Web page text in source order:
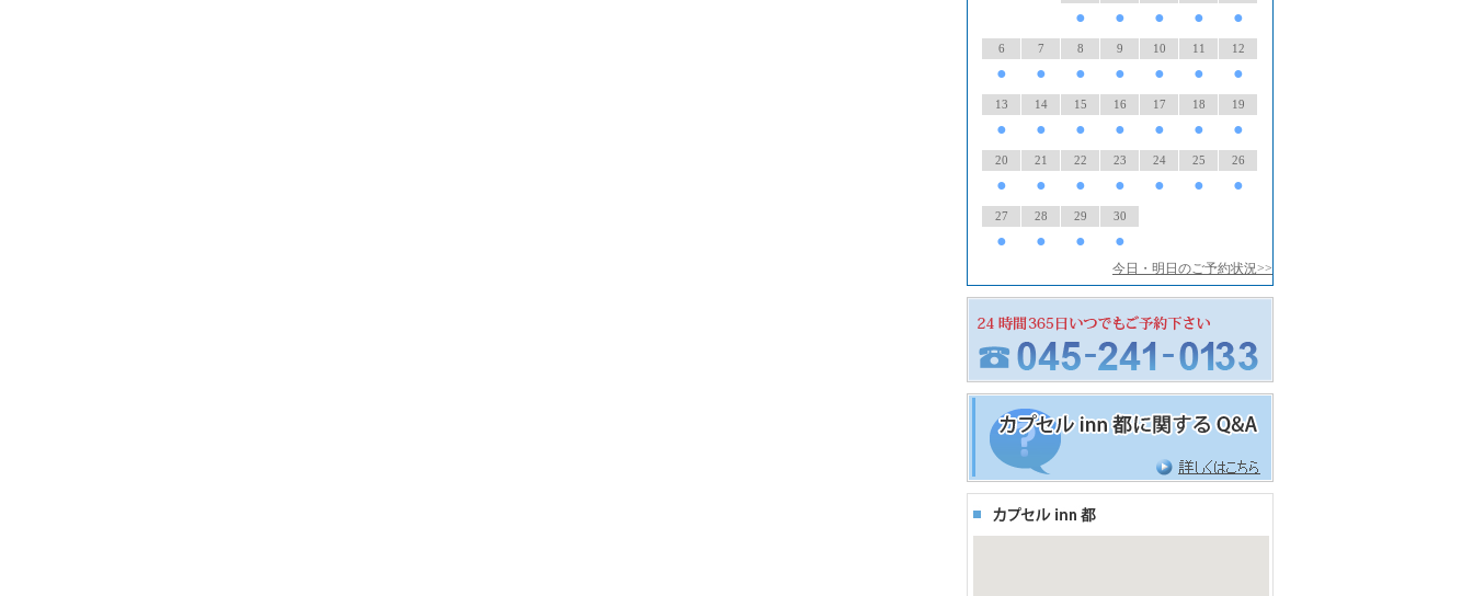
● ● ● ● ●
6
●
7
●
8
●
9
●
10
●
11
●
12
●
13
●
14
●
15
●
16
●
17
●
18
●
19
●
20
●
21
●
22
●
23
●
24
●
25
●
26
●
27
●
28
●
29
●
30
●
今日・明日のご予約状況>>